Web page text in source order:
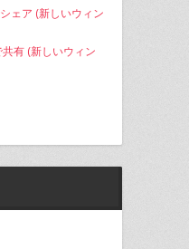
ェア (新しいウィン
有 (新しいウィン